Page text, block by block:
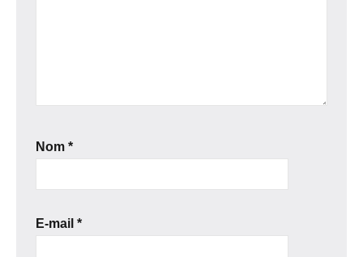
Nom *
E-mail *